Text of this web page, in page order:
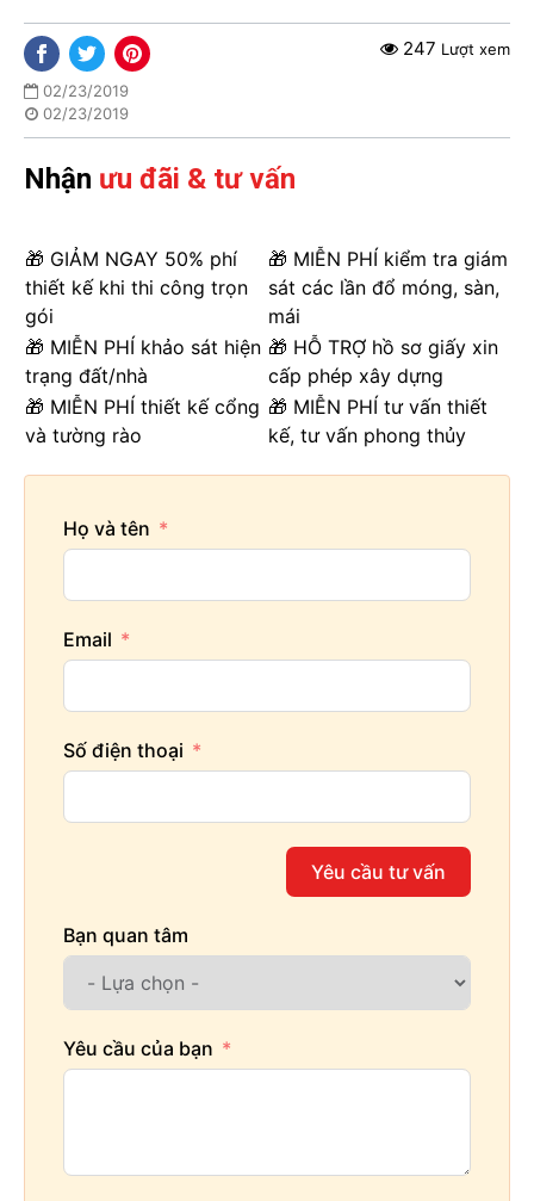
02/23/2019
02/23/2019
247 Lượt xem
Nhận ưu đãi & tư vấn
🎁 GIẢM NGAY 50% phí
thiết kế khi thi công trọn
gói
🎁 MIỄN PHÍ kiểm tra giám
sát các lần đổ móng, sàn,
mái
🎁 MIỄN PHÍ khảo sát hiện
trạng đất/nhà
🎁 HỖ TRỢ hồ sơ giấy xin
cấp phép xây dựng
🎁 MIỄN PHÍ thiết kế cổng
và tường rào
🎁 MIỄN PHÍ tư vấn thiết
kế, tư vấn phong thủy
Họ và tên
Email
Số điện thoại
Yêu cầu tư vấn
Bạn quan tâm
Yêu cầu của bạn